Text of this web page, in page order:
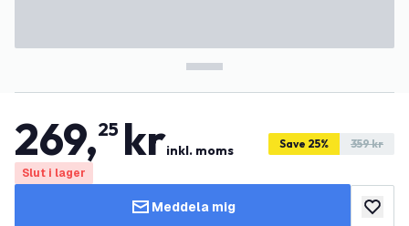
269,25 krinkl. moms Save 25% 359 kr
Slut i lager
Meddela mig lägg